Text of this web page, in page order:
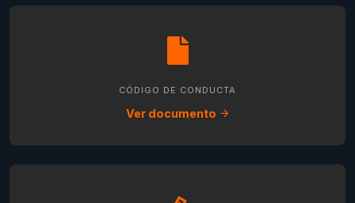
CÓDIGO DE CONDUCTA
Ver documento